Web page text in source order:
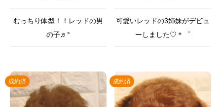
むっちり体型！！レッドの男
の子♬°
可愛いレッドの3姉妹がデビュ
ーしました♡＊゜
成約済 成約済